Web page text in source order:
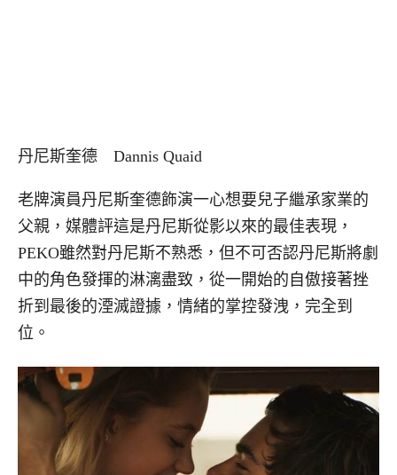
丹尼斯奎德 Dannis Quaid
老牌演員丹尼斯奎德飾演一心想要兒子繼承家業的
父親，媒體評這是丹尼斯從影以來的最佳表現，
PEKO雖然對丹尼斯不熟悉，但不可否認丹尼斯將劇
中的角色發揮的淋漓盡致，從一開始的自傲接著挫
折到最後的湮滅證據，情緒的掌控發洩，完全到
位。